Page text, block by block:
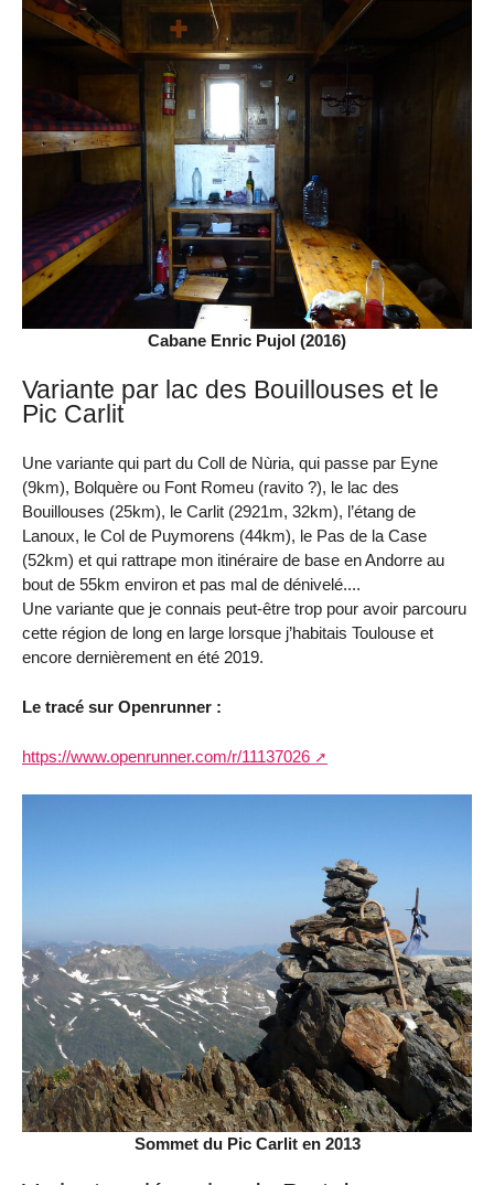
Cabane Enric Pujol (2016)
Variante par lac des Bouillouses et le
Pic Carlit
Une variante qui part du Coll de Nùria, qui passe par Eyne
(9km), Bolquère ou Font Romeu (ravito ?), le lac des
Bouillouses (25km), le Carlit (2921m, 32km), l’étang de
Lanoux, le Col de Puymorens (44km), le Pas de la Case
(52km) et qui rattrape mon itinéraire de base en Andorre au
bout de 55km environ et pas mal de dénivelé....
Une variante que je connais peut-être trop pour avoir parcouru
cette région de long en large lorsque j’habitais Toulouse et
encore dernièrement en été 2019.
Le tracé sur Openrunner :
https://www.openrunner.com/r/11137026
Sommet du Pic Carlit en 2013